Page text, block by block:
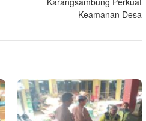
Keamanan Desa